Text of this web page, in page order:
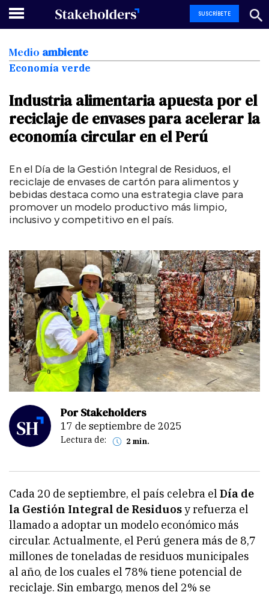
SUSCRÍBETE
Medio ambiente
Economía verde
Industria alimentaria apuesta por el
reciclaje de envases para acelerarla
economía circular en elPerú
En el Día de la Gestión Integral de Residuos, el
reciclaje de envases de cartón para alimentos y
bebidas destaca como una estrategia clave para
promover un modelo productivo más limpio,
inclusivo y competitivo en el país.
Por Stakeholders
17 de septiembre de 2025
Lectura de: 2 min.
Cada 20 de septiembre, el país celebra el Día de
la Gestión Integral de Residuosy refuerza el
llamado a adoptar un modelo económico más
circular. Actualmente, el Perú genera más de 8,7
millones de toneladas de residuos municipales
al año, de los cuales el 78% tiene potencial de
reciclaje. Sin embargo, menos del 2% se